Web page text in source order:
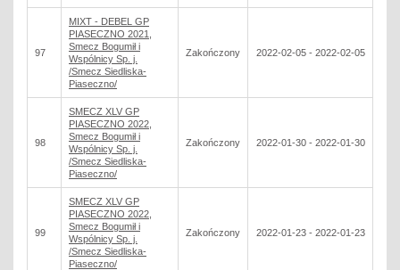
97
MIXT - DEBEL GP
PIASECZNO 2021,
Smecz Bogumił i
Wspólnicy Sp. j.
/Smecz Siedliska-
Piaseczno/
Zakończony 2022-02-05 - 2022-02-05
98
SMECZ XLV GP
PIASECZNO 2022,
Smecz Bogumił i
Wspólnicy Sp. j.
/Smecz Siedliska-
Piaseczno/
Zakończony 2022-01-30 - 2022-01-30
99
SMECZ XLV GP
PIASECZNO 2022,
Smecz Bogumił i
Wspólnicy Sp. j.
/Smecz Siedliska-
Piaseczno/
Zakończony 2022-01-23 - 2022-01-23